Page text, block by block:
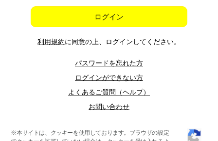
ログイン
利用規約に同意の上、ログインしてください。
パスワードを忘れた方
ログインができない方
よくあるご質問（ヘルプ）
お問い合わせ
※本サイトは、クッキーを使用しております。ブラウザの設定